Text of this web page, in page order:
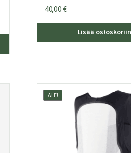
40,00€
Lisää ostoskoriin
ALE!